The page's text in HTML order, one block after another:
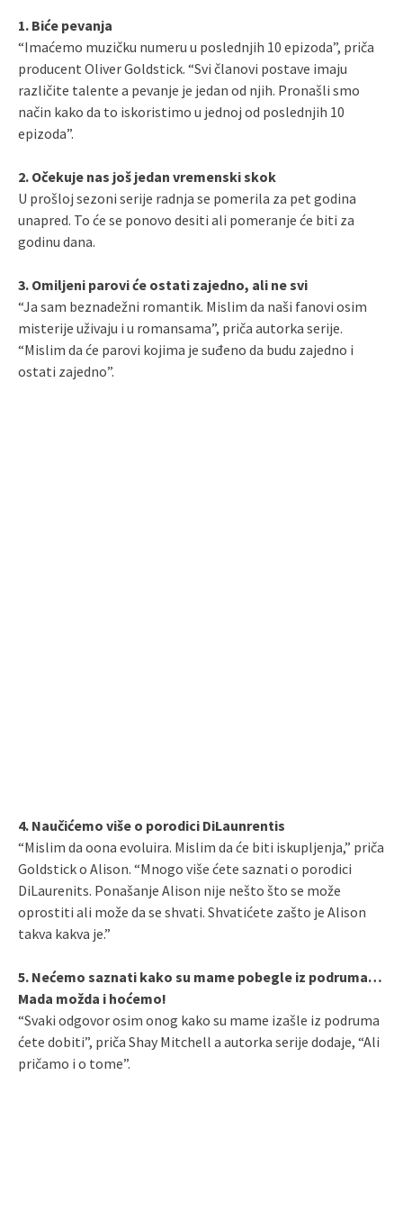
1. Biće pevanja
“Imaćemo muzičku numeru u poslednjih 10 epizoda”, priča
producent Oliver Goldstick. “Svi članovi postave imaju
različite talente a pevanje je jedan od njih. Pronašli smo
način kako da to iskoristimo u jednoj od poslednjih 10
epizoda”.
2. Očekuje nas još jedan vremenski skok
U prošloj sezoni serije radnja se pomerila za pet godina
unapred. To će se ponovo desiti ali pomeranje će biti za
godinu dana.
3. Omiljeni parovi će ostati zajedno, ali ne svi
“Ja sam beznadežni romantik. Mislim da naši fanovi osim
misterije uživaju i u romansama”, priča autorka serije.
“Mislim da će parovi kojima je suđeno da budu zajedno i
ostati zajedno”.
4. Naučićemo više o porodici DiLaunrentis
“Mislim da oona evoluira. Mislim da će biti iskupljenja,” priča
Goldstick o Alison. “Mnogo više ćete saznati o porodici
DiLaurenits. Ponašanje Alison nije nešto što se može
oprostiti ali može da se shvati. Shvatićete zašto je Alison
takva kakva je.”
5. Nećemo saznati kako su mame pobegle iz podruma…
Mada možda i hoćemo!
“Svaki odgovor osim onog kako su mame izašle iz podruma
ćete dobiti”, priča Shay Mitchell a autorka serije dodaje, “Ali
pričamo i o tome”.